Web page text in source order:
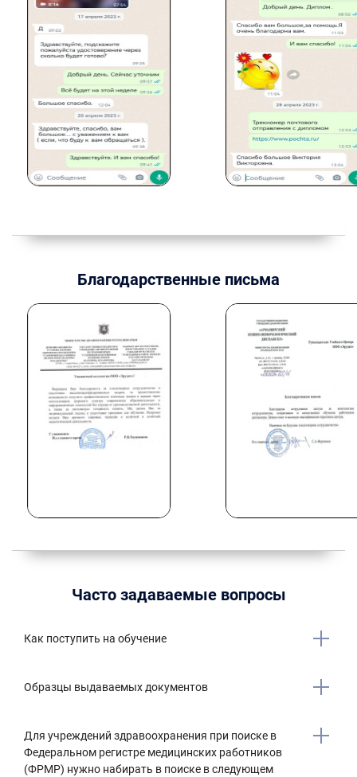
Благодарственные письма
Часто задаваемые вопросы
Как поступить на обучение
Образцы выдаваемых документов
Для учреждений здравоохранения при поиске в
Федеральном регистре медицинских работников
(ФРМР) нужно набирать в поиске в следующем